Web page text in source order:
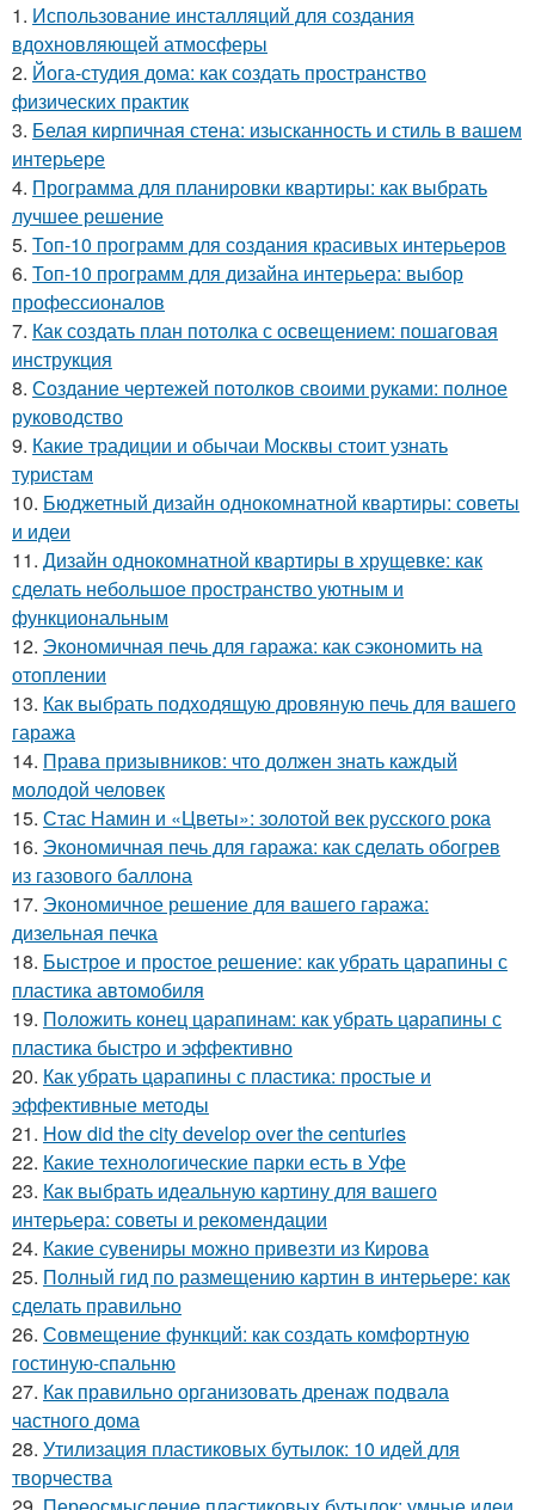
1. Использование инсталляций для создания
вдохновляющей атмосферы
2. Йога-студия дома: как создать пространство
физических практик
3. Белая кирпичная стена: изысканность и стиль в вашем
интерьере
4. Программа для планировки квартиры: как выбрать
лучшее решение
5. Топ-10 программ для создания красивых интерьеров
6. Топ-10 программ для дизайна интерьера: выбор
профессионалов
7. Как создать план потолка с освещением: пошаговая
инструкция
8. Создание чертежей потолков своими руками: полное
руководство
9. Какие традиции и обычаи Москвы стоит узнать
туристам
10. Бюджетный дизайн однокомнатной квартиры: советы
и идеи
11. Дизайн однокомнатной квартиры в хрущевке: как
сделать небольшое пространство уютным и
функциональным
12. Экономичная печь для гаража: как сэкономить на
отоплении
13. Как выбрать подходящую дровяную печь для вашего
гаража
14. Права призывников: что должен знать каждый
молодой человек
15. Стас Намин и «Цветы»: золотой век русского рока
16. Экономичная печь для гаража: как сделать обогрев
из газового баллона
17. Экономичное решение для вашего гаража:
дизельная печка
18. Быстрое и простое решение: как убрать царапины с
пластика автомобиля
19. Положить конец царапинам: как убрать царапины с
пластика быстро и эффективно
20. Как убрать царапины с пластика: простые и
эффективные методы
21. How did the city develop over the centuries
22. Какие технологические парки есть в Уфе
23. Как выбрать идеальную картину для вашего
интерьера: советы и рекомендации
24. Какие сувениры можно привезти из Кирова
25. Полный гид по размещению картин в интерьере: как
сделать правильно
26. Совмещение функций: как создать комфортную
гостиную-спальню
27. Как правильно организовать дренаж подвала
частного дома
28. Утилизация пластиковых бутылок: 10 идей для
творчества